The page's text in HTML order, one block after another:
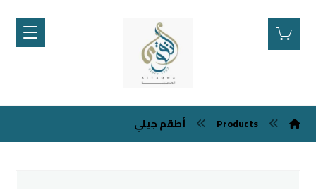
Products أطقم جيلي